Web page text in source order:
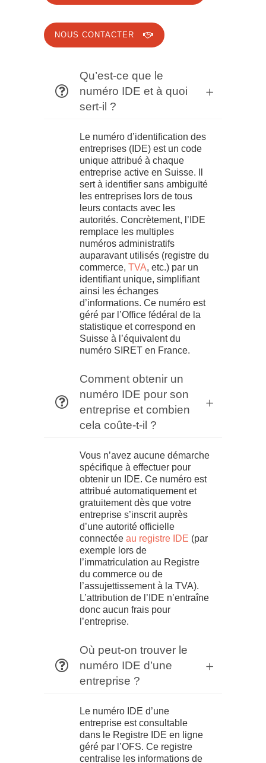
NOUS CONTACTER
Qu’est-ce que le
numéro IDE et à quoi
sert-il ?
Le numéro d’identification des
entreprises (IDE) est un code
unique attribué à chaque
entreprise active en Suisse. Il
sert à identifier sans ambiguïté
les entreprises lors de tous
leurs contacts avec les
autorités. Concrètement, l’IDE
remplace les multiples
numéros administratifs
auparavant utilisés (registre du
commerce, TVA, etc.) par un
identifiant unique, simplifiant
ainsi les échanges
d’informations. Ce numéro est
géré par l’Office fédéral de la
statistique et correspond en
Suisse à l’équivalent du
numéro SIRET en France.
Comment obtenir un
numéro IDE pour son
entreprise et combien
cela coûte-t-il ?
Vous n’avez aucune démarche
spécifique à effectuer pour
obtenir un IDE. Ce numéro est
attribué automatiquement et
gratuitement dès que votre
entreprise s’inscrit auprès
d’une autorité officielle
connectée au registre IDE (par
exemple lors de
l’immatriculation au Registre
du commerce ou de
l’assujettissement à la TVA).
L’attribution de l’IDE n’entraîne
donc aucun frais pour
l’entreprise.
Où peut-on trouver le
numéro IDE d’une
entreprise ?
Le numéro IDE d’une
entreprise est consultable
dans le Registre IDE en ligne
géré par l’OFS. Ce registre
centralise les informations de